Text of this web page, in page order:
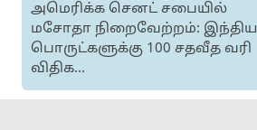
அமெரிக்க செனட் சபையில்
மசோதா நிறைவேற்றம்: இந்திய
பொருட்களுக்கு 100 சதவீத வரி
விதிக...